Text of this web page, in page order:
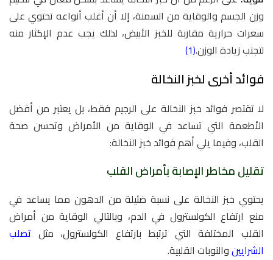
وزن الجسم والوقاية من السمنة، إلا أن أغلب أنواعه تحتوي على
سعرات حرارية مقاربة للخبز الأبيض، لذلك يجب عدم الإكثار منه
لتجنب زيادة الوزن.(1)
فوائد أخرى لخبز النخالة
لا تقتصر فوائد خبز النخالة على الرجيم فقط، بل يعتبر من أفضل
الأطعمة التي تساعد في الوقاية من الأمراض وتحسن صحة
القلب، وفيما يلي أهم فوائد خبز النخالة:
تقليل مخاطر الإصابة بأمراض القلب
يحتوي خبز النخالة على نسبة ضئيلة من الدهون مما يساعد في
منع ارتفاع الكولسترول في الدم، وبالتالي الوقاية من أمراض
القلب المختلفة التي ترتبط بارتفاع الكولسترول، مثل تصلب
الشرايينوالنوبات القلبية.